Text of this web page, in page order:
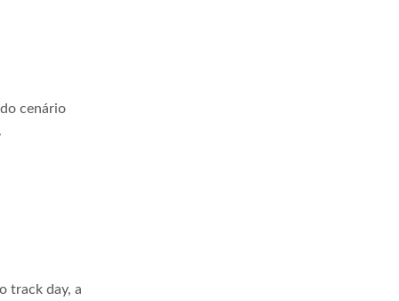
cenário
track day, a